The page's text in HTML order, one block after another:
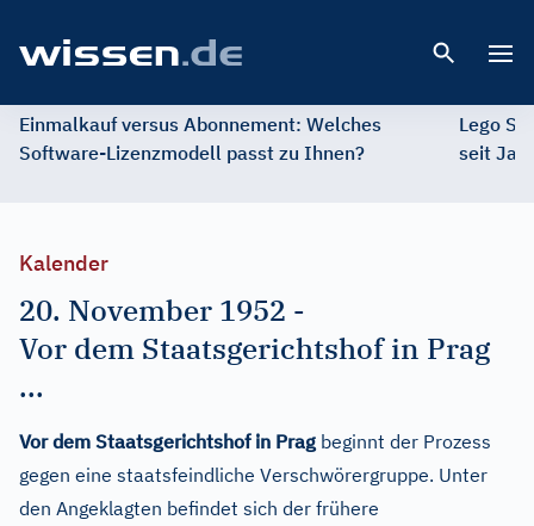
Einmalkauf versus Abonnement: Welches
Software-Lizenzmodell passt zu Ihnen?
Lego
seit
Kalender
20. November 1952 -
Vor dem Staatsgerichtshof in Prag
...
Vor dem Staatsgerichtshof in Prag beginnt der Prozess
gegen eine staatsfeindliche Verschwörergruppe. Unter
den Angeklagten befindet sich der frühere